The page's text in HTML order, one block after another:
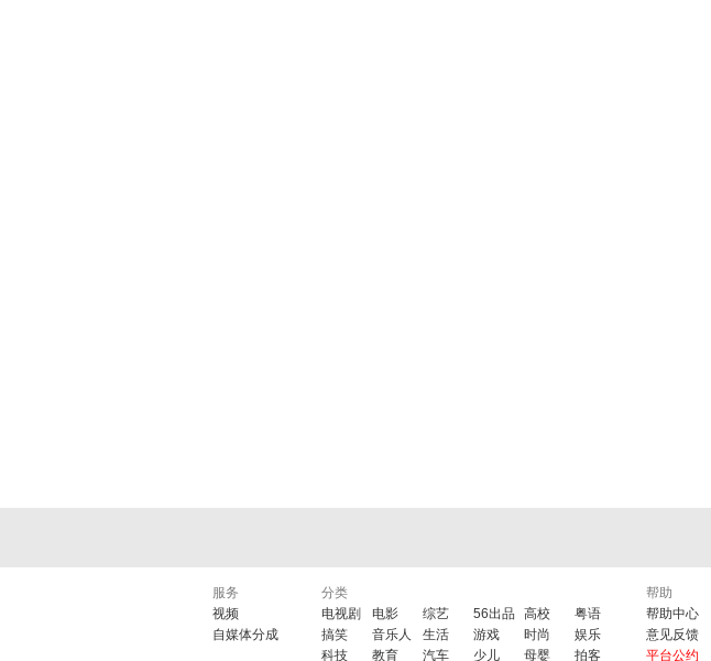
服务
视频
自媒体分成
分类
电视剧
电影 综艺 56出品 高校
粤语
搞笑
音乐人 生活 游戏 时尚
娱乐
科技
教育 汽车 少儿 母婴 拍客
帮助
帮助中心
意见反馈
平台公约